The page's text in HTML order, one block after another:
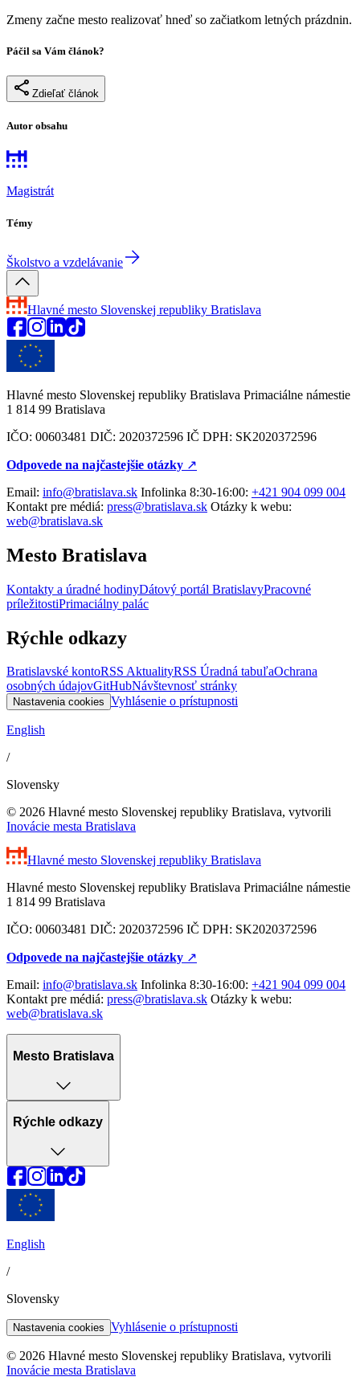
Zmeny začne mesto realizovať hneď so začiatkom letných prázdnin.
Páčil sa Vám článok?
Zdieľať článok
Autor obsahu
Magistrát
Témy
Školstvo a vzdelávanie
Hlavné mesto Slovenskej republiky Bratislava
Hlavné mesto Slovenskej republiky Bratislava Primaciálne námestie
1 814 99 Bratislava
IČO: 00603481 DIČ: 2020372596 IČ DPH: SK2020372596
Odpovede na najčastejšie otázky ↗︎
Email: info@bratislava.sk Infolinka 8:30-16:00: +421 904 099 004
Kontakt pre médiá: press@bratislava.sk Otázky k webu:
web@bratislava.sk
Mesto Bratislava
Kontakty a úradné hodinyDátový portál BratislavyPracovné
príležitostiPrimaciálny palác
Rýchle odkazy
Bratislavské kontoRSS AktualityRSS Úradná tabuľaOchrana
osobných údajovGitHubNávštevnosť stránky
Nastavenia cookies Vyhlásenie o prístupnosti
English
/
Slovensky
© 2026 Hlavné mesto Slovenskej republiky Bratislava, vytvorili
Inovácie mesta Bratislava
Hlavné mesto Slovenskej republiky Bratislava
Hlavné mesto Slovenskej republiky Bratislava Primaciálne námestie
1 814 99 Bratislava
IČO: 00603481 DIČ: 2020372596 IČ DPH: SK2020372596
Odpovede na najčastejšie otázky ↗︎
Email: info@bratislava.sk Infolinka 8:30-16:00: +421 904 099 004
Kontakt pre médiá: press@bratislava.sk Otázky k webu:
web@bratislava.sk
Mesto Bratislava
Rýchle odkazy
English
/
Slovensky
Nastavenia cookies Vyhlásenie o prístupnosti
© 2026 Hlavné mesto Slovenskej republiky Bratislava, vytvorili
Inovácie mesta Bratislava